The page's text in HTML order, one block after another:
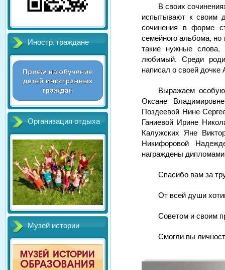
Иностр. граждане
Организация отдыха
Музей истории
В своих
испытывают к своим
сочинения в форме
семейного альбома,
такие нужные
любимый. Среди
написал о своей
Выражаем
Оксане
Поздеевой Нине
Ганиевой Ирине
Калужских Яне
Никифоровой
награждены
Спасибо вам за
От всей души
Советом и своим
Смогли вы